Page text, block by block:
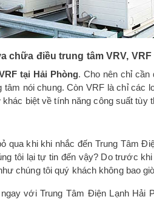
chữa điều trung tâm VRV, VRF
tại Hải Phòng. Cho nên chỉ
nói chung. Còn VRF là chỉ
biệt về tính năng công suất tùy
qua khi khi nhắc đến Trung Tâm
tôi lại tự tin đến vậy? Do trước
chúng tôi quý khách không bao
với Trung Tâm Điện Lạnh Hải